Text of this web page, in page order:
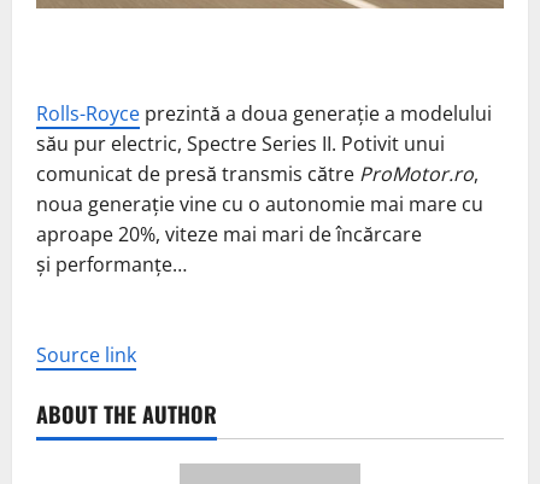
Rolls-Royce prezintă a doua generație a modelului
său pur electric, Spectre Series II. Potivit unui
comunicat de presă transmis către ProMotor.ro,
noua generație vine cu o autonomie mai mare cu
aproape 20%, viteze mai mari de încărcare
și performanțe…
Source link
ABOUT THE AUTHOR